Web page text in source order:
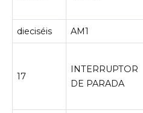
dieciséis AM1
17
INTERRUPTOR
DE PARADA